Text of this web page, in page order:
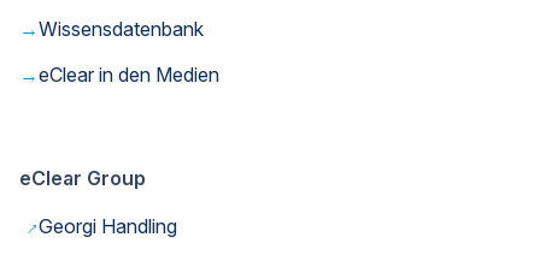
→Wissensdatenbank
→eClear in den Medien
eClear Group
→Georgi Handling